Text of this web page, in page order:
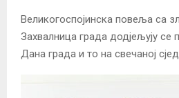
Великогоспојинска повеља са
Захвалница града додјељују се
Дана града и то на свечаној